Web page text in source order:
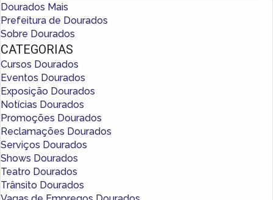
Dourados Mais
Prefeitura de Dourados
Sobre Dourados
CATEGORIAS
Cursos Dourados
Eventos Dourados
Exposição Dourados
Notícias Dourados
Promoções Dourados
Reclamações Dourados
Serviços Dourados
Shows Dourados
Teatro Dourados
Trânsito Dourados